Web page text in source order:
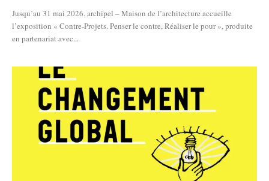
Jusqu’au 31 mai 2026, archipel – Maison de l’architecture accueille
l’exposition « Contre-Projets. Penser le contre, Réaliser le pour », produite
en partenariat avec...